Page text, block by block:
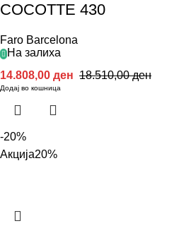
COCOTTE 430
Faro Barcelona
На залиха
18.510,00ден
14.808,00 ден
Додај во кошница
-20%
Акција20%